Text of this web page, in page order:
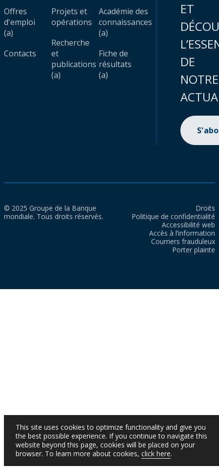
Offres
d'emploi
(a)
Contacts
Projets et
opérations
Recherche
et
publications
(a)
Académie des
connaissances
(a)
Fiche de
résultats
(a)
ET
DE
NOTRE
© 2025 Groupe de la Banque
mondiale. Tous droits réservés.
Droits
Politique de confidentialité
Accessibilité web
Accès à l’information
Courriers frauduleux
Porter plainte
This site uses cookies to optimize functionality and give you
the best possible experience. If you continue to navigate this
website beyond this page, cookies will be placed on your
browser. To learn more about cookies, click here.